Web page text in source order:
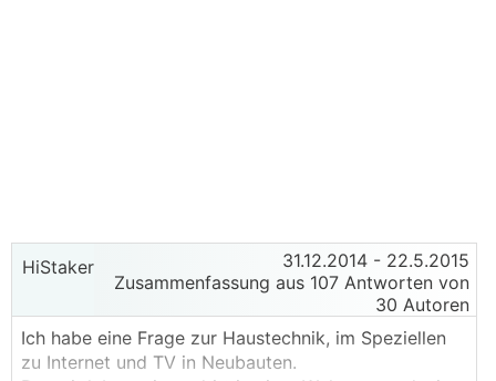
HiStaker 31.12.2014 - 22.5.2015
Zusammenfassung aus 107 Antworten von
30 Autoren
Ich habe eine Frage zur Haustechnik, im Speziellen
zu Internet und TV in Neubauten.